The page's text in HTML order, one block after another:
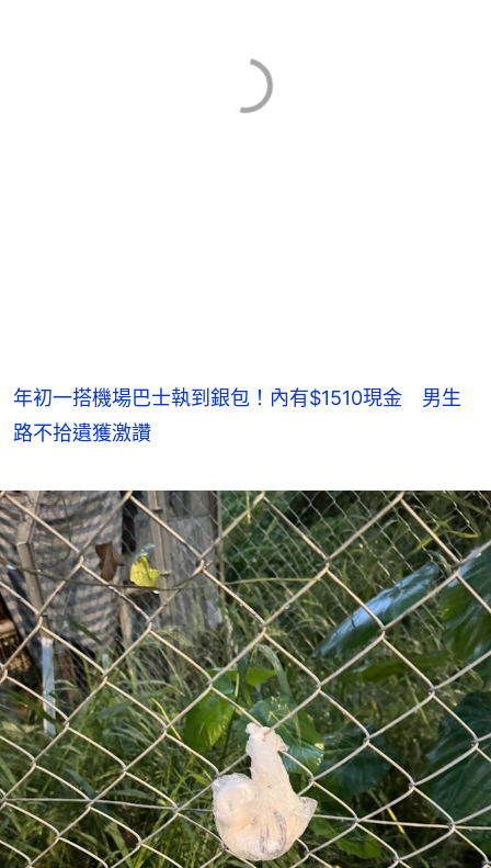
年初一搭機場巴士執到銀包！內有$1510現金 男生
路不拾遺獲激讚